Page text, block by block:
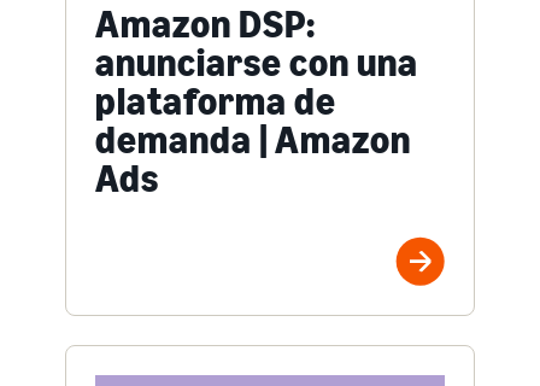
Amazon DSP:
anunciarse con una
plataforma de
demanda | Amazon
Ads